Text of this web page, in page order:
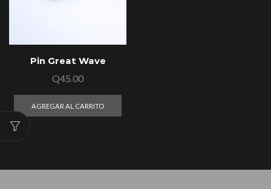
Pin Great Wave
Q45.00
AGREGAR AL CARRITO